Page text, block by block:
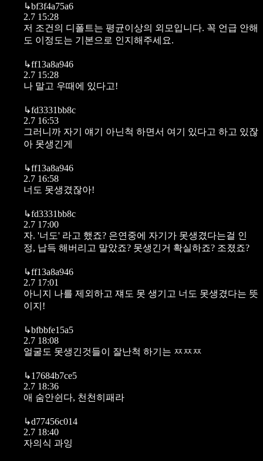
↳bf3f4a75a6
2.7 15:28
저 조건의 디폴트는 평균이상의 외모입니다. 꼭 언급 안해
도 이정도는 기본으로 인지해주세요.
↳ff13a8a946
2.7 15:28
나 말고 우때에 있다고!
↳fd3331bb8c
2.7 16:53
그러니까 자기 얘기 아닌척 하면서 여기 있다고 하고 있잖
아 못생긴게
↳ff13a8a946
2.7 16:58
너도 못생겼잖아!
↳fd3331bb8c
2.7 17:00
자. '너도' 라고 했죠? 은연중에 자기가 못생겼다는걸 인
정, 납득 해버리고 말았죠? 못생긴거 확실하죠? 조졌죠?
↳ff13a8a946
2.7 17:01
아니지 나를 제외하고 쟤도 못 생기고 너도 못생겼다는 뜻
이지!
↳bfbbfe15a5
2.7 18:08
얼굴도 못생긴것들이 잘난척 하기는 ㅉㅉㅉ
↳17684b7ce5
2.7 18:36
애 숨안쉰다, 천천히패라
↳d77456c014
2.7 18:40
자의식 과잉